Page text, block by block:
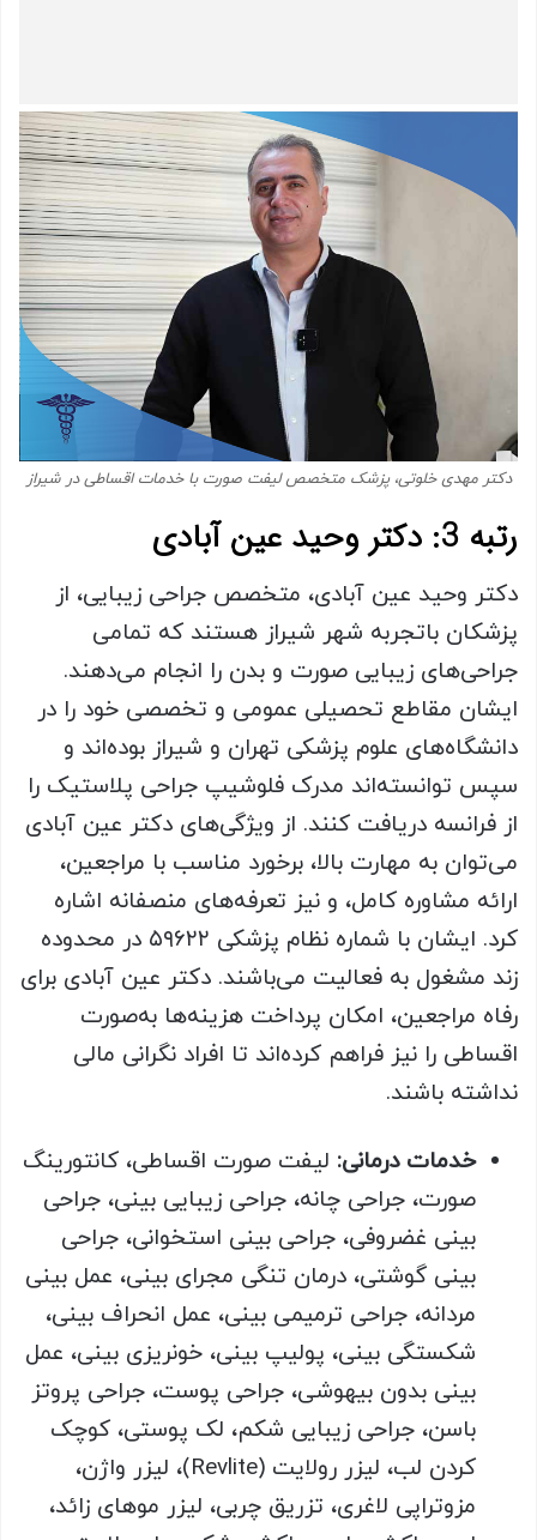
دکتر مهدی خلوتی، پزشک متخصص لیفت صورت با خدمات اقساطی در شیراز
رتبه 3: دکتر وحید عین آبادی
دکتر وحید عین آبادی، متخصص جراحی زیبایی، از
پزشکان باتجربه شهر شیراز هستند که تمامی
جراحی‌های زیبایی صورت و بدن را انجام می‌دهند.
ایشان مقاطع تحصیلی عمومی و تخصصی خود را در
دانشگاه‌های علوم پزشکی تهران و شیراز بوده‌اند و
سپس توانسته‌اند مدرک فلوشیپ جراحی پلاستیک را
از فرانسه دریافت کنند. از ویژگی‌های دکتر عین آبادی
می‌توان به مهارت بالا، برخورد مناسب با مراجعین،
ارائه مشاوره کامل، و نیز تعرفه‌های منصفانه اشاره
کرد. ایشان با شماره نظام پزشکی ۵۹۶۲۲ در محدوده
زند مشغول به فعالیت می‌باشند. دکتر عین آبادی برای
رفاه مراجعین، امکان پرداخت هزینه‌ها به‌صورت
اقساطی را نیز فراهم کرده‌اند تا افراد نگرانی مالی
نداشته باشند.
خدمات درمانی: لیفت صورت اقساطی، کانتورینگ
صورت، جراحی چانه، جراحی زیبایی بینی، جراحی
بینی غضروفی، جراحی بینی استخوانی، جراحی
بینی گوشتی، درمان تنگی مجرای بینی، عمل بینی
مردانه، جراحی ترمیمی بینی، عمل انحراف بینی،
شکستگی بینی، پولیپ بینی، خونریزی بینی، عمل
بینی بدون بیهوشی، جراحی پوست، جراحی پروتز
باسن، جراحی زیبایی شکم، لک پوستی، کوچک
کردن لب، لیزر رولایت (Revlite)، لیزر واژن،
مزوتراپی لاغری، تزریق چربی، لیزر موهای زائد،